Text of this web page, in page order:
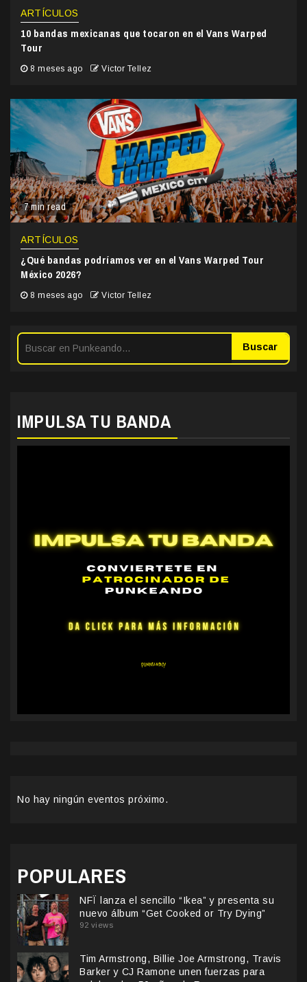
ARTÍCULOS
10 bandas mexicanas que tocaron en el Vans Warped
Tour
8 meses ago Victor Tellez
7 min read
ARTÍCULOS
¿Qué bandas podríamos ver en el Vans Warped Tour
México 2026?
8 meses ago Victor Tellez
Buscar
IMPULSA TU BANDA
No hay ningún eventos próximo.
POPULARES
NFÏ lanza el sencillo “Ikea” y presenta su
nuevo álbum “Get Cooked or Try Dying”
92 views
Tim Armstrong, Billie Joe Armstrong, Travis
Barker y CJ Ramone unen fuerzas para